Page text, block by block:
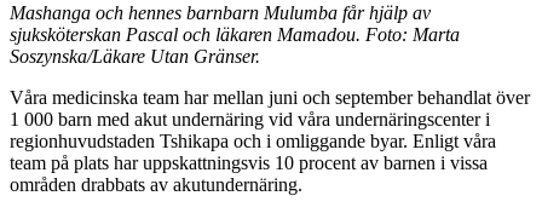
Mashanga och hennes barnbarn Mulumba får hjälp av
sjuksköterskan Pascal och läkaren Mamadou. Foto: Marta
Soszynska/Läkare Utan Gränser.
Våra medicinska team har mellan juni och september behandlat över
1 000 barn med akut undernäring vid våra undernäringscenter i
regionhuvudstaden Tshikapa och i omliggande byar. Enligt våra
team på plats har uppskattningsvis 10 procent av barnen i vissa
områden drabbats av akutundernäring.